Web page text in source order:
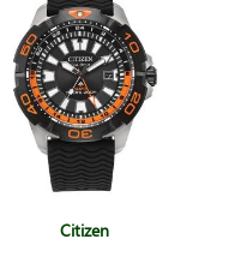
Citizen